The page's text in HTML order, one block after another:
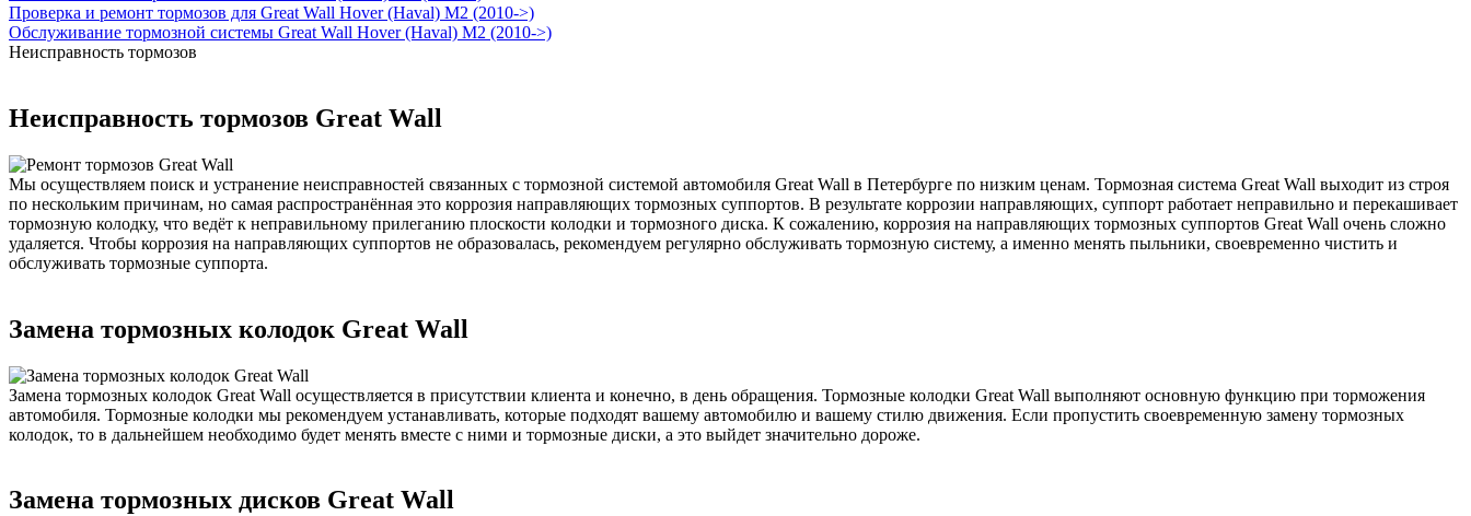
Проверка и ремонт тормозов для Great Wall Hover (Haval) M2 (2010->)
Обслуживание тормозной системы Great Wall Hover (Haval) M2 (2010->)
Неисправность тормозов
Неисправность тормозов Great Wall
Мы осуществляем поиск и устранение неисправностей связанных с тормозной системой автомобиля Great Wall в Петербурге по низким ценам. Тормозная система Great Wall выходит из строя
по нескольким причинам, но самая распространённая это коррозия направляющих тормозных суппортов. В результате коррозии направляющих, суппорт работает неправильно и перекашивает
тормозную колодку, что ведёт к неправильному прилеганию плоскости колодки и тормозного диска. К сожалению, коррозия на направляющих тормозных суппортов Great Wall очень сложно
удаляется. Чтобы коррозия на направляющих суппортов не образовалась, рекомендуем регулярно обслуживать тормозную систему, а именно менять пыльники, своевременно чистить и
обслуживать тормозные суппорта.
Замена тормозных колодок Great Wall
Замена тормозных колодок Great Wall осуществляется в присутствии клиента и конечно, в день обращения. Тормозные колодки Great Wall выполняют основную функцию при торможения
автомобиля. Тормозные колодки мы рекомендуем устанавливать, которые подходят вашему автомобилю и вашему стилю движения. Если пропустить своевременную замену тормозных
колодок, то в дальнейшем необходимо будет менять вместе с ними и тормозные диски, а это выйдет значительно дороже.
Замена тормозных дисков Great Wall